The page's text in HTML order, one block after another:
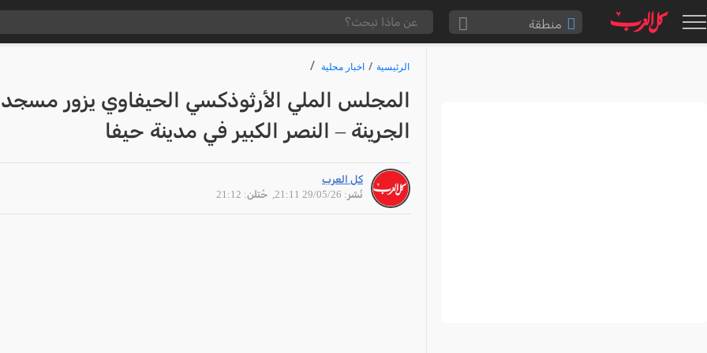
منطقة
الرئيسية اخبار محلية
المجلس الملي الأرثوذكسي الحيفاوي يزور مسجد
الجرينة – النصر الكبير في مدينة حيفا
كل العرب
نُشر: 29/05/26 21:11
, حُتلن: 21:12